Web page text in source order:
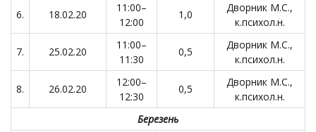
6. 18.02.20
11:00–
12:00
1,0
Дворник М.С.,
к.психол.н.
7. 25.02.20
11:00–
11:30
0,5
Дворник М.С.,
к.психол.н.
8. 26.02.20
12:00–
12:30
0,5
Дворник М.С.,
к.психол.н.
Березень